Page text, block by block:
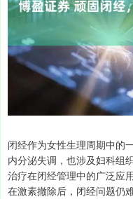
闭经作为女性生理周期中的
内分泌失调，也涉及妇科组
治疗在闭经管理中的广泛应
在激素撤除后，闭经问题仍